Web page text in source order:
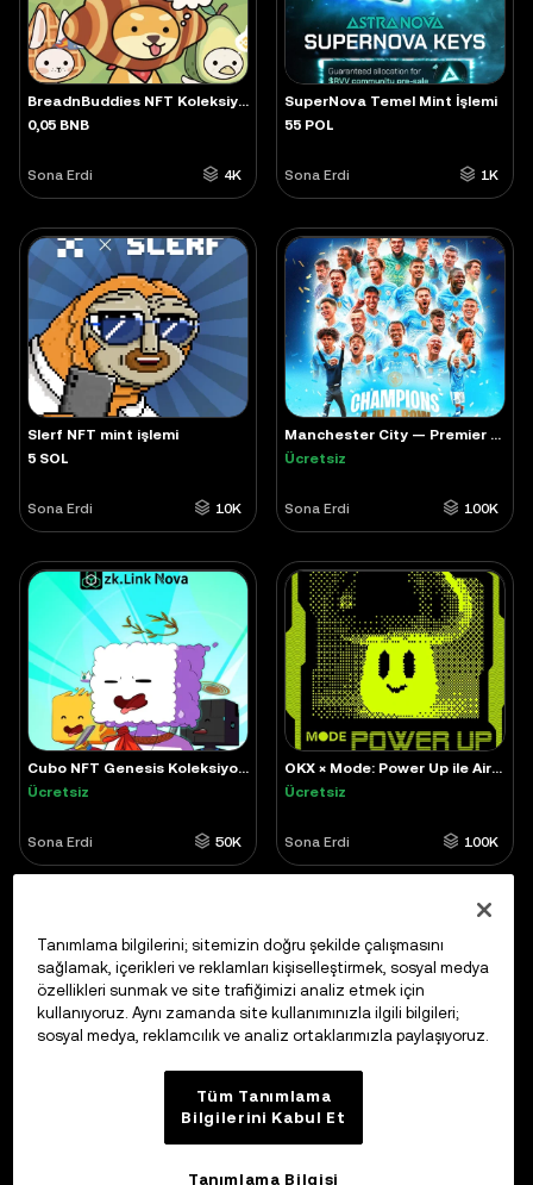
BreadnBuddies NFT Koleksiyonu
0,05 BNB
Sona Erdi 4K
SuperNova Temel Mint İşlemi
55 POL
Sona Erdi 1K
Slerf NFT mint işlemi
5 SOL
Sona Erdi 10K
Manchester City — Premier League Champions 4-in-a-row
Ücretsiz
Sona Erdi 100K
Cubo NFT Genesis Koleksiyonu
Ücretsiz
Sona Erdi 50K
OKX × Mode: Power Up ile Airdrop 2 Etkinliğinde Şansınızı Arttırın
Ücretsiz
Sona Erdi 100K
Görülmemiş City Formaları: OKX Tarafından Düzenlenen Drop Etkinliği
60K
Ücretsiz
Sona Erdi
Tanımlama bilgilerini; sitemizin doğru şekilde çalışmasını
sağlamak, içerikleri ve reklamları kişiselleştirmek, sosyal medya
özellikleri sunmak ve site trafiğimizi analiz etmek için
kullanıyoruz. Aynı zamanda site kullanımınızla ilgili bilgileri;
sosyal medya, reklamcılık ve analiz ortaklarımızla paylaşıyoruz.
Tüm Tanımlama
Bilgilerini Kabul Et
Tanımlama Bilgisi